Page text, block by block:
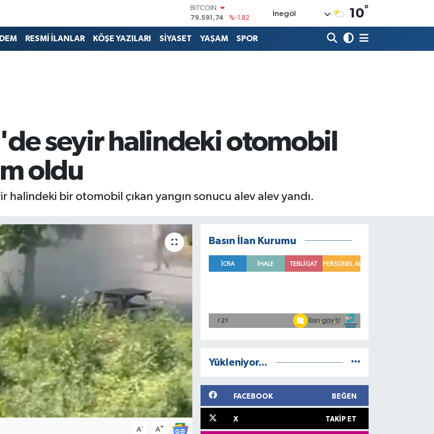
DOLAR
45,43620
%0.02
EURO
53,38690
%0.19
İnegöl 10°
RESMİ İLANLAR KÖŞE YAZILARI SİYASET YAŞAM SPOR
seyir halindeki otomobil
oldu
halindeki bir otomobil çıkan yangın sonucu alev alev yandı.
A- A+
Basın İlan Kurumu
Yükleniyor...
FACEBOOK BEĞEN
X TAKIP ET